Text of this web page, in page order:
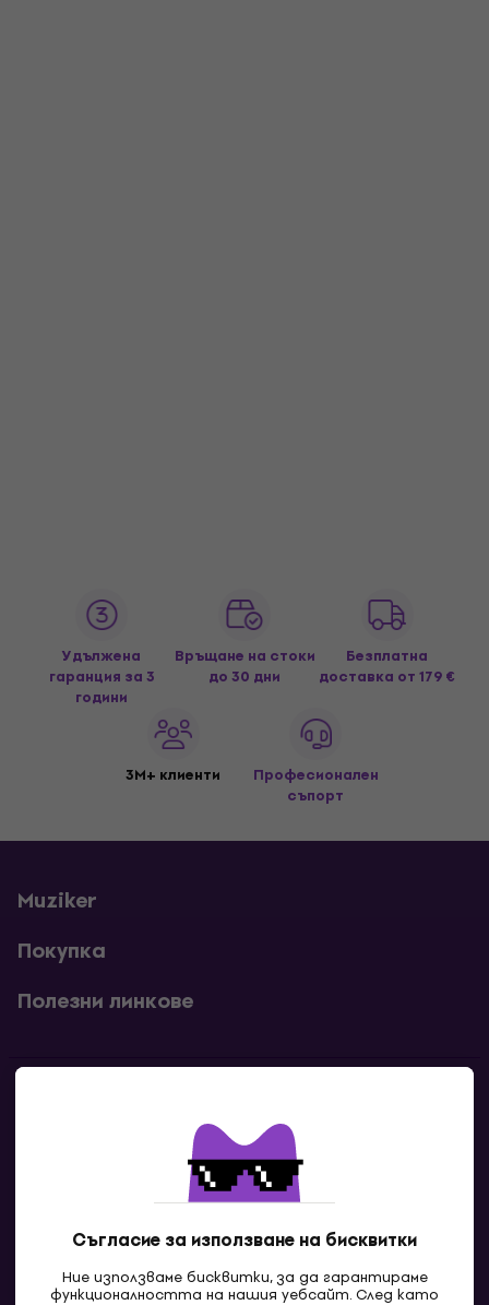
Съгласие за използване на бисквитки
Ние използваме бисквитки, за да гарантираме
функционалността на нашия уебсайт. След като
Удължена
гаранция за 3
години
Връщане на стоки
до 30 дни
Безплатна
доставка от 179 €
3M+ клиенти
Професионален
съпорт
Muziker
Покупка
Полезни линкове
Свържи се с нас